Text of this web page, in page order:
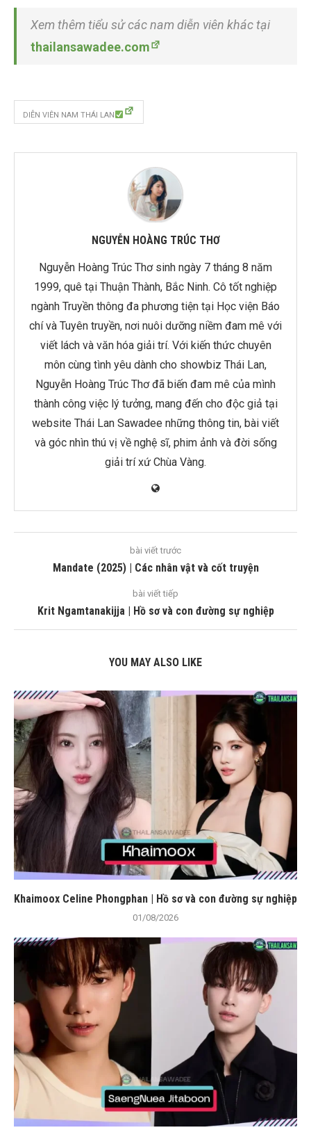
Xem thêm tiểu sử các nam diễn viên khác tại
thailansawadee.com
DIỄN VIÊN NAM THÁI LAN
NGUYỄN HOÀNG TRÚC THƠ
Nguyễn Hoàng Trúc Thơ sinh ngày 7 tháng 8 năm
1999, quê tại Thuận Thành, Bắc Ninh. Cô tốt nghiệp
ngành Truyền thông đa phương tiện tại Học viện Báo
chí và Tuyên truyền, nơi nuôi dưỡng niềm đam mê với
viết lách và văn hóa giải trí. Với kiến thức chuyên
môn cùng tình yêu dành cho showbiz Thái Lan,
Nguyễn Hoàng Trúc Thơ đã biến đam mê của mình
thành công việc lý tưởng, mang đến cho độc giả tại
website Thái Lan Sawadee những thông tin, bài viết
và góc nhìn thú vị về nghệ sĩ, phim ảnh và đời sống
giải trí xứ Chùa Vàng.
bài viết trước
Mandate (2025) | Các nhân vật và cốt truyện
bài viết tiếp
Krit Ngamtanakijja | Hồ sơ và con đường sự nghiệp
YOU MAY ALSO LIKE
Khaimoox Celine Phongphan | Hồ sơ và con đường sự nghiệp
01/08/2026